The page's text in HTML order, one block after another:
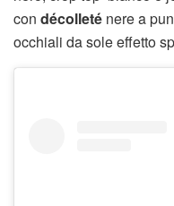
con décolleté nere a
occhiali da sole effetto